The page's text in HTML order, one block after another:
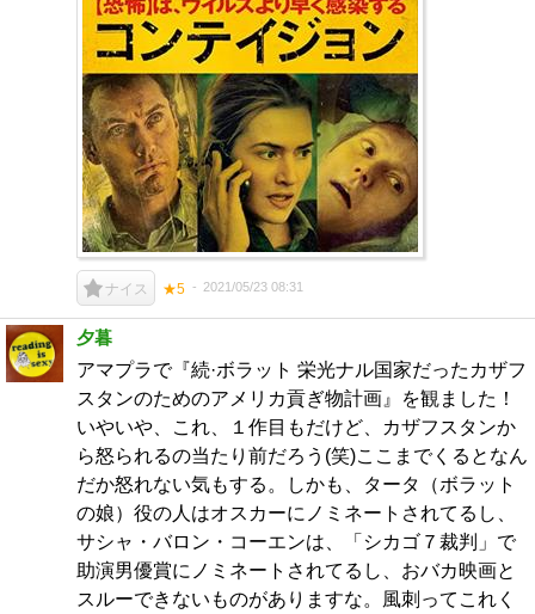
ナイス ★5 2021/05/23 08:31
夕暮
アマプラで『続·ボラット 栄光ナル国家だったカザフ
スタンのためのアメリカ貢ぎ物計画』を観ました！
いやいや、これ、１作目もだけど、カザフスタンか
ら怒られるの当たり前だろう(笑)ここまでくるとなん
だか怒れない気もする。しかも、タータ（ボラット
の娘）役の人はオスカーにノミネートされてるし、
サシャ・バロン・コーエンは、「シカゴ７裁判」で
助演男優賞にノミネートされてるし、おバカ映画と
スルーできないものがありますな。風刺ってこれく